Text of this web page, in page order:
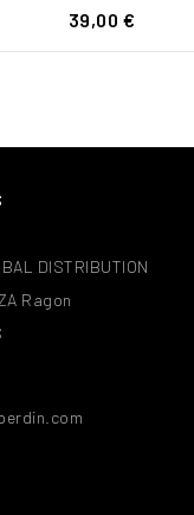
Prix
39,00 €
DISTRIBUTION
Ragon